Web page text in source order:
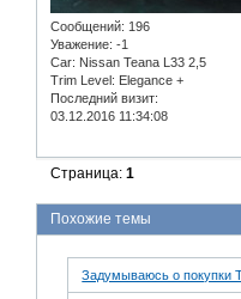
Сообщений: 196
Уважение: -1
Car: Nissan Teana L33 2,5
Trim Level: Elegance +
Последний визит:
03.12.2016 11:34:08
Страница:1
Похожие темы
Задумываюсь о покупки